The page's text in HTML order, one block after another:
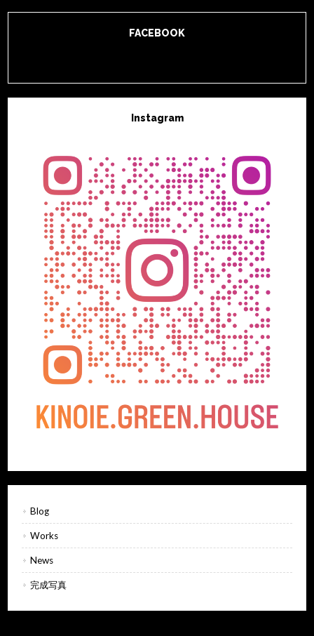
FACEBOOK
Instagram
Blog
Works
News
完成写真